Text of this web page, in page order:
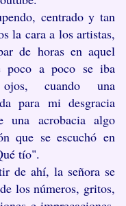
centrado y tan
la cara a los artistas,
de horas en aquel
poco a poco se iba
ojos, cuando una
para mi desgracia
una acrobacia algo
que se escuchó en
tío".
de ahí, la señora se
los números, gritos,